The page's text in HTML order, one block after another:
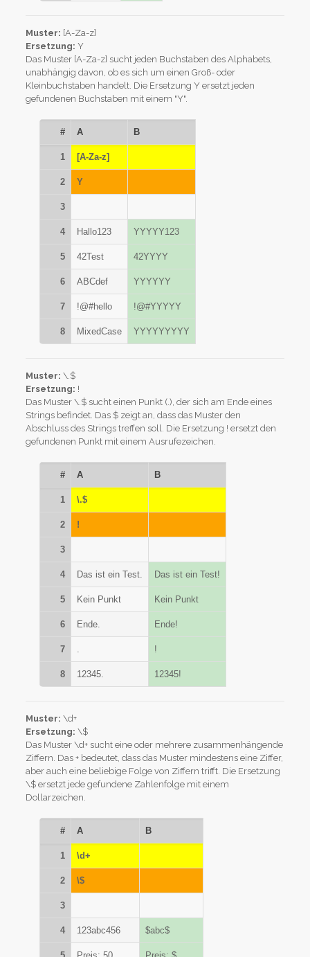
Muster: [A-Za-z]
Ersetzung: Y
Das Muster [A-Za-z] sucht jeden Buchstaben des Alphabets,
unabhängig davon, ob es sich um einen Groß- oder
Kleinbuchstaben handelt. Die Ersetzung Y ersetzt jeden
gefundenen Buchstaben mit einem "Y".
# A B
1 [A-Za-z]
2 Y
3
4 Hallo123 YYYYY123
5 42Test 42YYYY
6 ABCdef YYYYYY
7 !@#hello !@#YYYYY
8 MixedCase YYYYYYYYY
Muster: \.$
Ersetzung: !
Das Muster \.$ sucht einen Punkt (.), der sich am Ende eines
Strings befindet. Das $ zeigt an, dass das Muster den
Abschluss des Strings treffen soll. Die Ersetzung ! ersetzt den
gefundenen Punkt mit einem Ausrufezeichen.
# A B
1 \.$
2 !
3
4 Das ist ein Test. Das ist ein Test!
5 Kein Punkt Kein Punkt
6 Ende. Ende!
7 . !
8 12345. 12345!
Muster: \d+
Ersetzung: \$
Das Muster \d+ sucht eine oder mehrere zusammenhängende
Ziffern. Das + bedeutet, dass das Muster mindestens eine Ziffer,
aber auch eine beliebige Folge von Ziffern trifft. Die Ersetzung
\$ ersetzt jede gefundene Zahlenfolge mit einem
Dollarzeichen.
# A B
1 \d+
2 \$
3
4 123abc456 $abc$